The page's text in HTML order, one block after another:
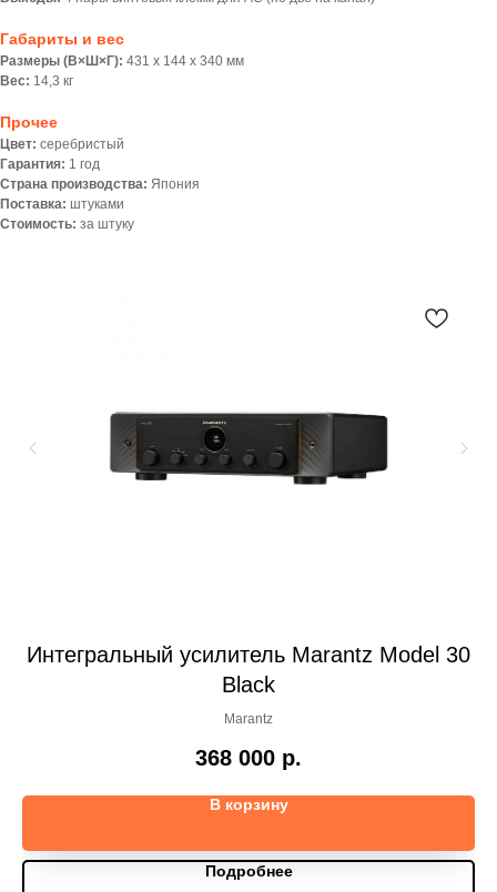
Габариты и вес
Размеры (В×Ш×Г): 431 x 144 x 340 мм
Вес: 14,3 кг
Прочее
Цвет: серебристый
Гарантия: 1 год
Страна производства: Япония
Поставка: штуками
Стоимость: за штуку
Интегральный усилитель Marantz Model 30
Black
Marantz
368 000 р.
В корзину
Подробнее